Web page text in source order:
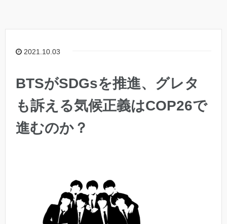
2021.10.03
BTSがSDGsを推進、グレタ
も訴える気候正義はCOP26で
進むのか？